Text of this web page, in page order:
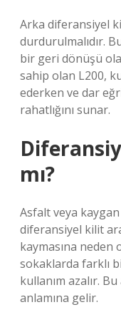
Arka diferansiyel
durdurulmalıdır.
bir geri dönüşü
sahip olan L200,
ederken ve dar
rahatlığını sunar.
mı?
Asfalt veya
diferansiyel kilit
kaymasına
sokaklarda farklı
kullanım azalır.
anlamına gelir.